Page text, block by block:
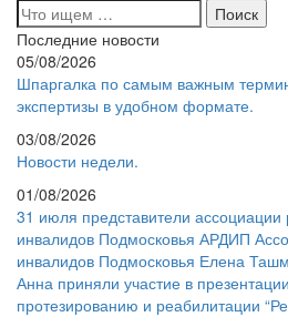
Последние новости
05/08/2026
Шпаргалка по самым важным
экспертизы в удобном формате.
03/08/2026
Новости недели.
01/08/2026
31 июля представители ассоциации
инвалидов Подмосковья АРДИП
инвалидов Подмосковья Елена
Анна приняли участие в
протезированию и реабилитации